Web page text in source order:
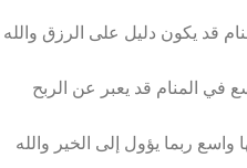
قد يكون دليل على الرزق والله
في المنام قد يعبر عن الربح
واسع ربما يؤول إلى الخير والله